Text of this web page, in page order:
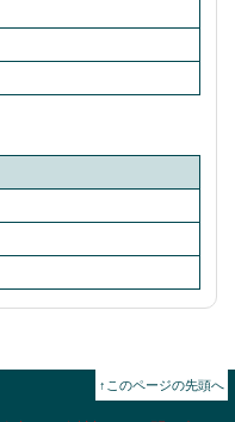
↑このページの先頭へ